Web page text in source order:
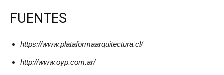
FUENTES
https://www.plataformaarquitectura.cl/
http://www.oyp.com.ar/